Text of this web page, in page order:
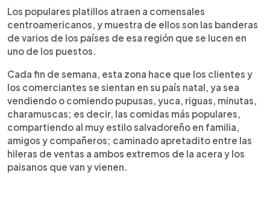
Los populares platillos atraen a comensales
centroamericanos, y muestra de ellos son las banderas
de varios de los países de esa región que se lucen en
uno de los puestos.
Cada fin de semana, esta zona hace que los clientes y
los comerciantes se sientan en su país natal, ya sea
vendiendo o comiendo pupusas, yuca, riguas, minutas,
charamuscas; es decir, las comidas más populares,
compartiendo al muy estilo salvadoreño en familia,
amigos y compañeros; caminado apretadito entre las
hileras de ventas a ambos extremos de la acera y los
paisanos que van y vienen.